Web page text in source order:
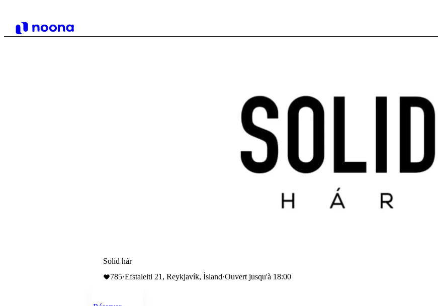
Solid hár
785·Efstaleiti 21, Reykjavík, Ísland·Ouvert jusqu'à 18:00